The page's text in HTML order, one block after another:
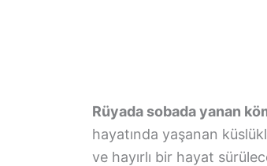
Rüyada sobada yanan
hayatında yaşanan
ve hayırlı bir hayat